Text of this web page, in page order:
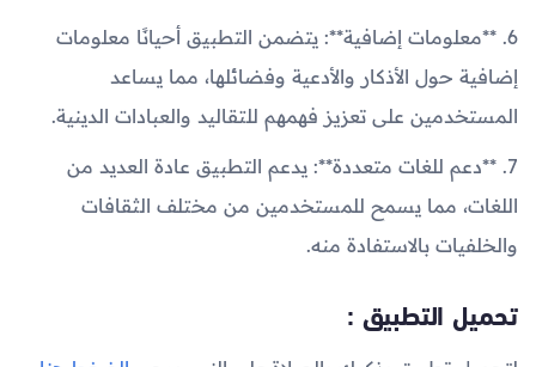
6. **معلومات إضافية**: يتضمن التطبيق أحيانًا معلومات
إضافية حول الأذكار والأدعية وفضائلها، مما يساعد
المستخدمين على تعزيز فهمهم للتقاليد والعبادات الدينية.
7. **دعم للغات متعددة**: يدعم التطبيق عادة العديد من
اللغات، مما يسمح للمستخدمين من مختلف الثقافات
والخلفيات بالاستفادة منه.
تحميل التطبيق :